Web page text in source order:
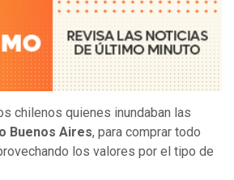
chilenos quienes inundaban las
Buenos Aires, para comprar todo
los valores por el tipo de